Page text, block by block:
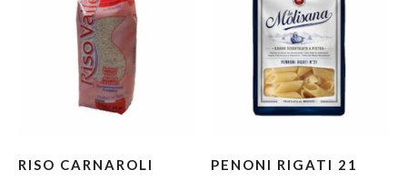
RISO CARNAROLI PENONI RIGATI 21